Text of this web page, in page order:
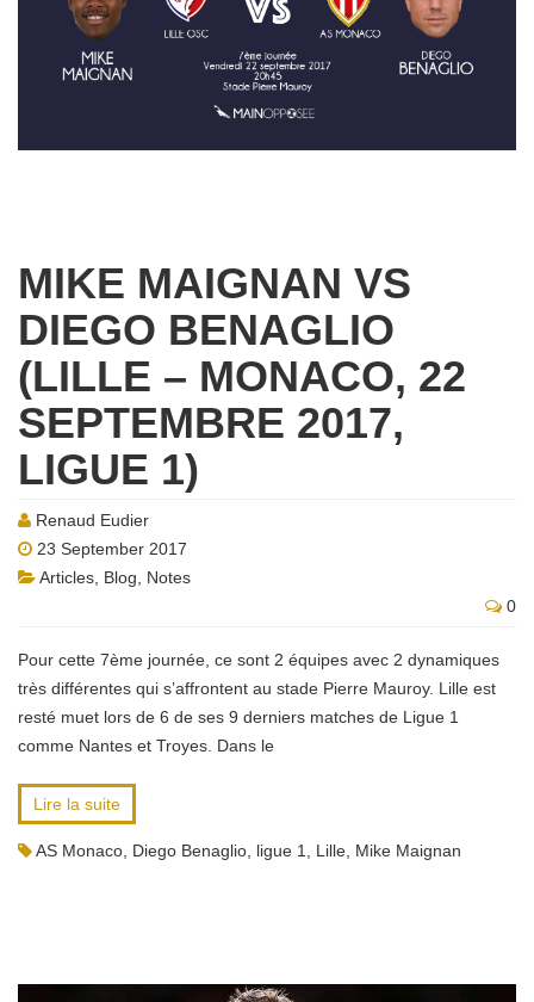
MIKE MAIGNAN VS
DIEGO BENAGLIO
(LILLE – MONACO, 22
SEPTEMBRE 2017,
LIGUE 1)
Renaud Eudier
23 September 2017
Articles Blog
Notes
0
Pour cette 7ème journée, ce sont 2 équipes avec 2 dynamiques
très différentes qui s’affrontent au stade Pierre Mauroy. Lille est
resté muet lors de 6 de ses 9 derniers matches de Ligue 1
comme Nantes et Troyes. Dans le
Lire la suite
AS Monaco Diego Benaglio ligue 1 Lille Mike Maignan